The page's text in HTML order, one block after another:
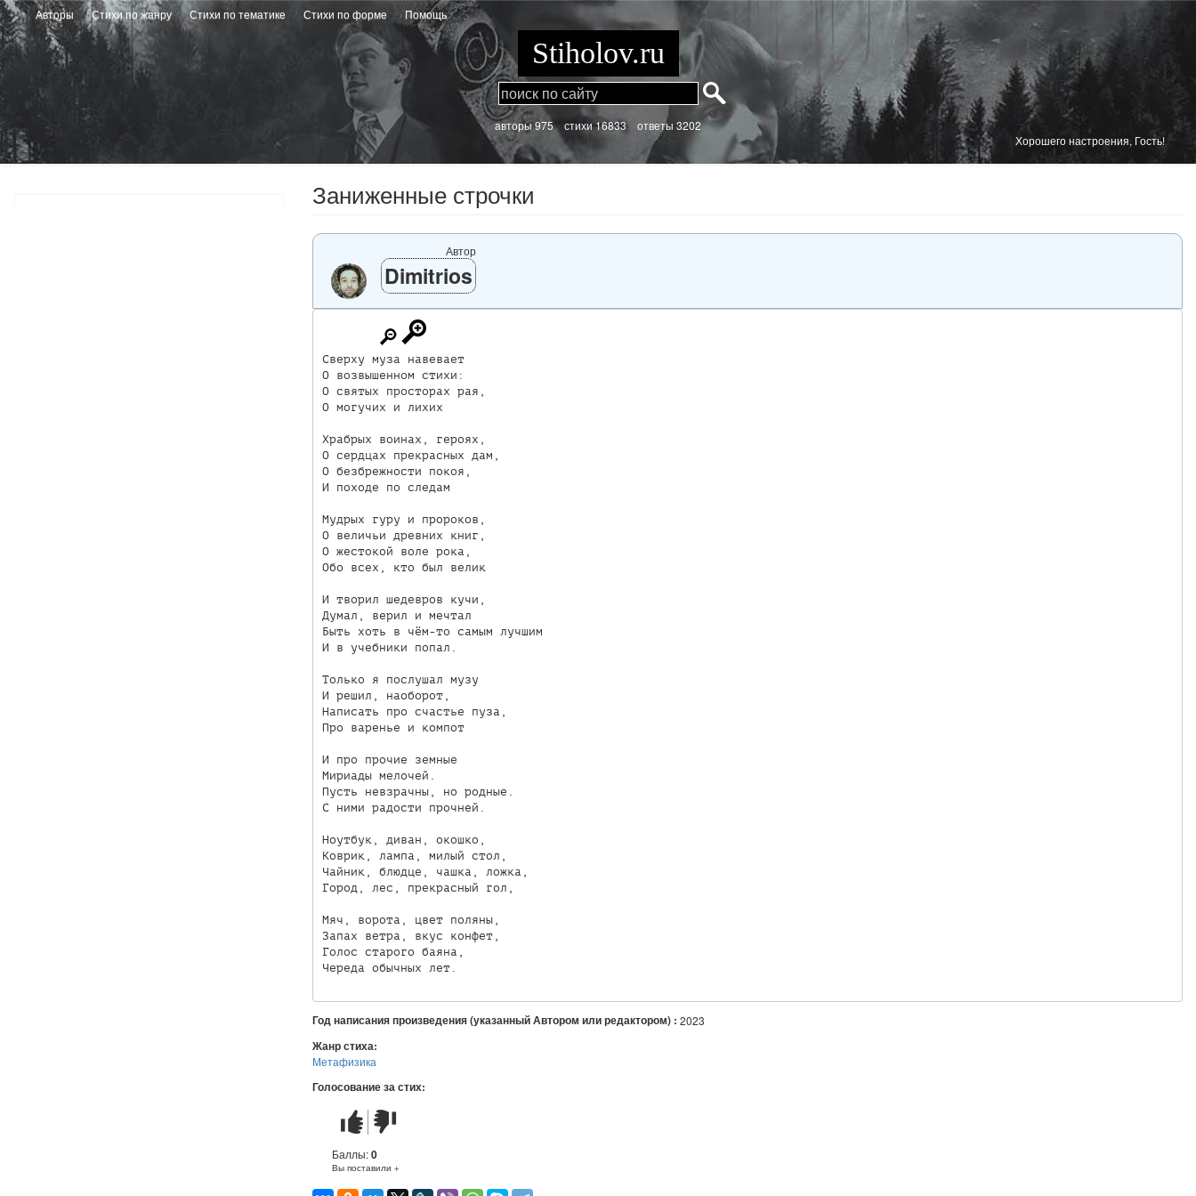
Перейти
к
основному
содержанию
Авторы Стихи по жанру Стихи по тематике Стихи по форме Помощь
Stiholov.ru
aвторы 975 стихи16833 ответы 3202
Хорошего настроения, Гость!
Заниженные строчки
Автор
Dimitrios
Сверху муза навевает
О возвышенном стихи:
О святых просторах рая,
О могучих и лихих
Храбрых воинах, героях,
О сердцах прекрасных дам,
О безбрежности покоя,
И походе по следам
Мудрых гуру и пророков,
О величьи древних книг,
О жестокой воле рока,
Обо всех, кто был велик
И творил шедевров кучи,
Думал, верил и мечтал
Быть хоть в чём-то самым лучшим
И в учебники попал.
Только я послушал музу
И решил, наоборот,
Написать про счастье пуза,
Про варенье и компот
И про прочие земные
Мириады мелочей.
Пусть невзрачны, но родные.
С ними радости прочней.
Ноутбук, диван, окошко,
Коврик, лампа, милый стол,
Чайник, блюдце, чашка, ложка,
Город, лес, прекрасный гол,
Мяч, ворота, цвет поляны,
Запах ветра, вкус конфет,
Голос старого баяна,
Год написания произведения (указанный Автором или редактором) : 2023
Жанр стиха:
Метафизика
Голосование за стих:
Стих
понравился
Стих
не
понравился
Баллы:0
Вы поставили +